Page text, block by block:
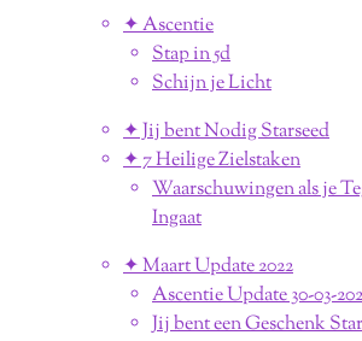
✦ Ascentie
Stap in 5d
Schijn je Licht
✦ Jij bent Nodig Starseed
✦ 7 Heilige Zielstaken
Waarschuwingen als je
Ingaat
✦ Maart Update 2022
Ascentie Update 30-03-
Jij bent een Geschenk